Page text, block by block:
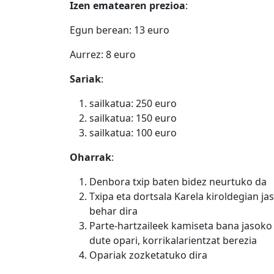
Izen ematearen prezioa:
Egun berean: 13 euro
Aurrez: 8 euro
Sariak:
sailkatua: 250 euro
sailkatua: 150 euro
sailkatua: 100 euro
Oharrak:
Denbora txip baten bidez neurtuko da
Txipa eta dortsala Karela kiroldegian
behar dira
Parte-hartzaileek kamiseta bana jasoko
dute opari, korrikalarientzat berezia
Opariak zozketatuko dira